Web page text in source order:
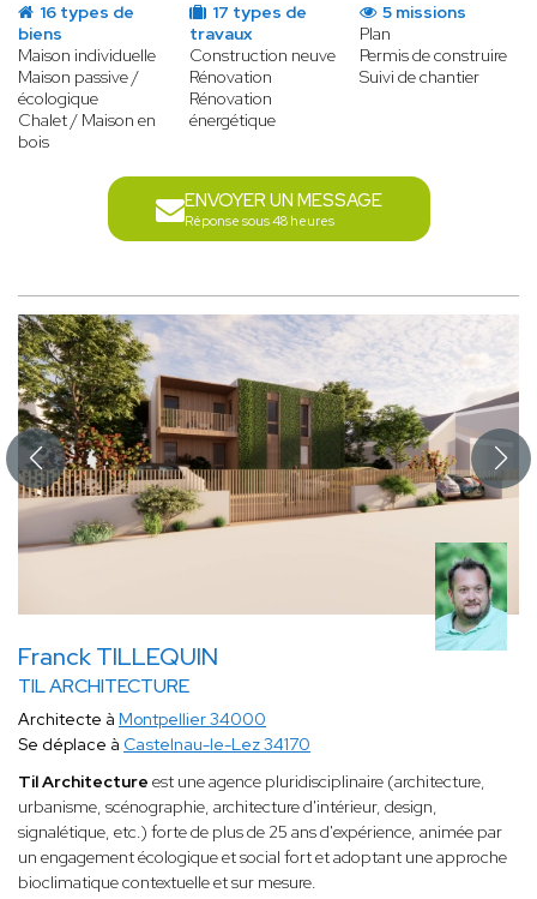
16 types de
biens
Maison individuelle
Maison passive /
écologique
Chalet / Maison en
bois
17 types de
travaux
Construction neuve
Rénovation
Rénovation
énergétique
5 missions
Plan
Permis de construire
Suivi de chantier
ENVOYER UN MESSAGE
Réponse sous 48 heures
Franck TILLEQUIN
TIL ARCHITECTURE
Architecte à Montpellier 34000
Se déplace à Castelnau-le-Lez 34170
Til Architecture est une agence pluridisciplinaire (architecture,
urbanisme, scénographie, architecture d'intérieur, design,
signalétique, etc.) forte de plus de 25 ans d'expérience, animée par
un engagement écologique et social fort et adoptant une approche
bioclimatique contextuelle et sur mesure.